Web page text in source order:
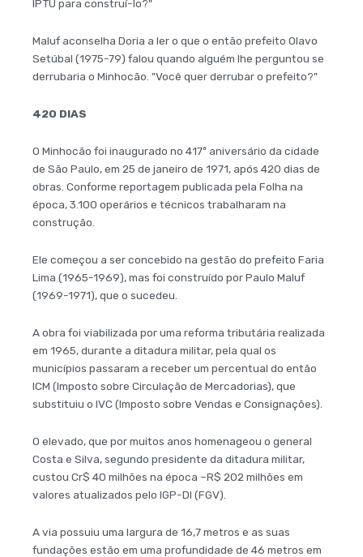
IPTU para construí-lo?"
Maluf aconselha Doria a ler o que o então prefeito Olavo
Setúbal (1975-79) falou quando alguém lhe perguntou se
derrubaria o Minhocão. "Você quer derrubar o prefeito?"
420 DIAS
O Minhocão foi inaugurado no 417º aniversário da cidade
de São Paulo, em 25 de janeiro de 1971, após 420 dias de
obras. Conforme reportagem publicada pela Folha na
época, 3.100 operários e técnicos trabalharam na
construção.
Ele começou a ser concebido na gestão do prefeito Faria
Lima (1965-1969), mas foi construído por Paulo Maluf
(1969-1971), que o sucedeu.
A obra foi viabilizada por uma reforma tributária realizada
em 1965, durante a ditadura militar, pela qual os
municípios passaram a receber um percentual do então
ICM (Imposto sobre Circulação de Mercadorias), que
substituiu o IVC (Imposto sobre Vendas e Consignações).
O elevado, que por muitos anos homenageou o general
Costa e Silva, segundo presidente da ditadura militar,
custou Cr$ 40 milhões na época –R$ 202 milhões em
valores atualizados pelo IGP-DI (FGV).
A via possuiu uma largura de 16,7 metros e as suas
fundações estão em uma profundidade de 46 metros em